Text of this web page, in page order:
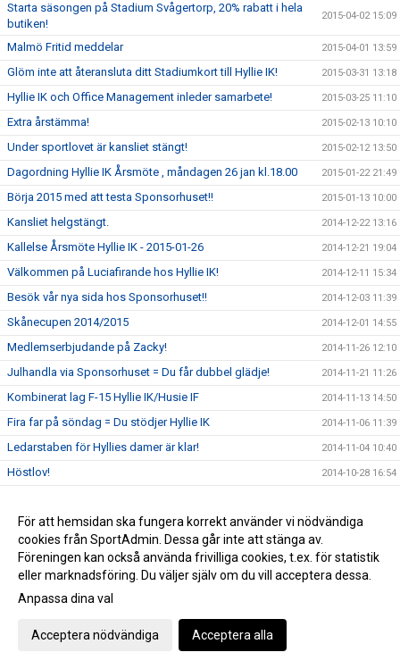
Starta säsongen på Stadium Svågertorp, 20% rabatt i hela
butiken!
2015-04-02 15:09
Malmö Fritid meddelar 2015-04-01 13:59
Glöm inte att återansluta ditt Stadiumkort till Hyllie IK! 2015-03-31 13:18
Hyllie IK och Office Management inleder samarbete! 2015-03-25 11:10
Extra årstämma! 2015-02-13 10:10
Under sportlovet är kansliet stängt! 2015-02-12 13:50
Dagordning Hyllie IK Årsmöte , måndagen 26 jan kl.18.00 2015-01-22 21:49
Börja 2015 med att testa Sponsorhuset!! 2015-01-13 10:00
Kansliet helgstängt. 2014-12-22 13:16
Kallelse Årsmöte Hyllie IK - 2015-01-26 2014-12-21 19:04
Välkommen på Luciafirande hos Hyllie IK! 2014-12-11 15:34
Besök vår nya sida hos Sponsorhuset!! 2014-12-03 11:39
Skånecupen 2014/2015 2014-12-01 14:55
Medlemserbjudande på Zacky! 2014-11-26 12:10
Julhandla via Sponsorhuset = Du får dubbel glädje! 2014-11-21 11:26
Kombinerat lag F-15 Hyllie IK/Husie IF 2014-11-13 14:50
Fira far på söndag = Du stödjer Hyllie IK 2014-11-06 11:39
Ledarstaben för Hyllies damer är klar! 2014-11-04 10:40
Höstlov! 2014-10-28 16:54
Följ vårt U19-lag i kvalet till SvFF U19-serie! 2014-10-24 11:47
Dragning Hyllielotteriet 2014 2014-10-20 13:12
Vinstnummer På MFF-bollen 2014-10-19 14:04
Inför höstlovet - REA hos Hotels.com
För att hemsidan ska fungera korrekt använder vi nödvändiga
cookies från SportAdmin. Dessa går inte att stänga av.
Föreningen kan också använda frivilliga cookies, t.ex. för statistik
eller marknadsföring. Du väljer själv om du vill acceptera dessa.
Anpassa dina val
Acceptera nödvändiga Acceptera alla